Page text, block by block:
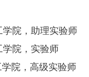
学院，助理实验师
学院，实验师
院，高级实验师